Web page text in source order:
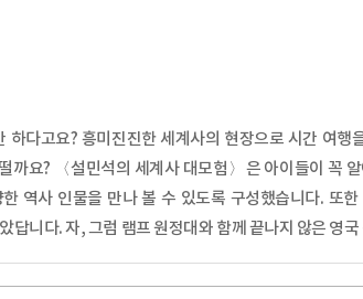
하다고요? 흥미진진한 세계사의 현장으로 시간 여행
까요? 〈설민석의 세계사 대모험〉은 아이들이 꼭
역사 인물을 만나 볼 수 있도록 구성했습니다. 또
답니다. 자, 그럼 램프 원정대와 함께 끝나지 않은 영